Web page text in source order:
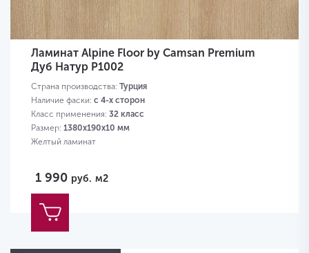
Ламинат Alpine Floor by Camsan Premium
Дуб Натур P1002
Страна производства: Турция
Наличие фаски: с 4-х сторон
Класс применения: 32 класс
Размер: 1380х190х10 мм
Желтый ламинат
1 990 руб. м2